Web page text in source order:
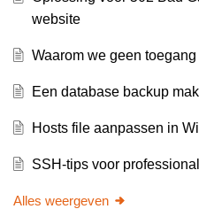
website
Waarom we geen
Een database backup
Hosts file aanpassen in
SSH-tips voor
Alles weergeven